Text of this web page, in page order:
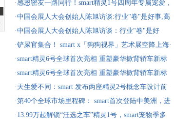
选车 购车
·感恩密友一路同行！smart精灵1号四周年专属宠爱，
一口价14.29万元起
·中国会展人大会创始人陈旭访谈:行业"卷"是好事,高
质量发展要抓两大核心
·中国会展人大会创始人陈旭访谈：行业"卷"是好
事，高质量发展要抓两大核心
·铲屎官集合！ smart x「狗狗视界」艺术展空降上海·
前滩太古里
·smart精灵6号全球首次亮相 重塑豪华掀背轿车新标
杆
·smart精灵6号全球首次亮相 重塑豪华掀背轿车新标
杆
·天生爱不同：smart 发布两座精灵2号概念车设计前
瞻 精灵6号将迎来全球首秀
·第40个全球市场里程碑： smart首次登陆中美洲，进
入哥斯达黎加市场
·13.99万起解锁“汪选之车”精灵1号，smart宠物季多